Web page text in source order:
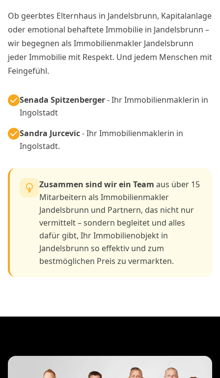
Ob geerbtes Elternhaus in Jandelsbrunn, Kapitalanlage
oder emotional behaftete Immobilie in Jandelsbrunn –
wir begegnen als Immobilienmakler Jandelsbrunn
jeder Immobilie mit Respekt. Und jedem Menschen mit
Feingefühl.
Senada Spitzenberger- Ihr Immobilienmaklerin in
Ingolstadt
Sandra Jurcevic- Ihr Immobilienmaklerin in
Ingolstadt.
Zusammen sind wir ein Team aus über 15
Mitarbeitern als Immobilienmakler
Jandelsbrunn und Partnern, das nicht nur
vermittelt – sondern begleitet und alles
dafür gibt, Ihr Immobilienobjekt in
Jandelsbrunn so effektiv und zum
bestmöglichen Preis zu vermarkten.